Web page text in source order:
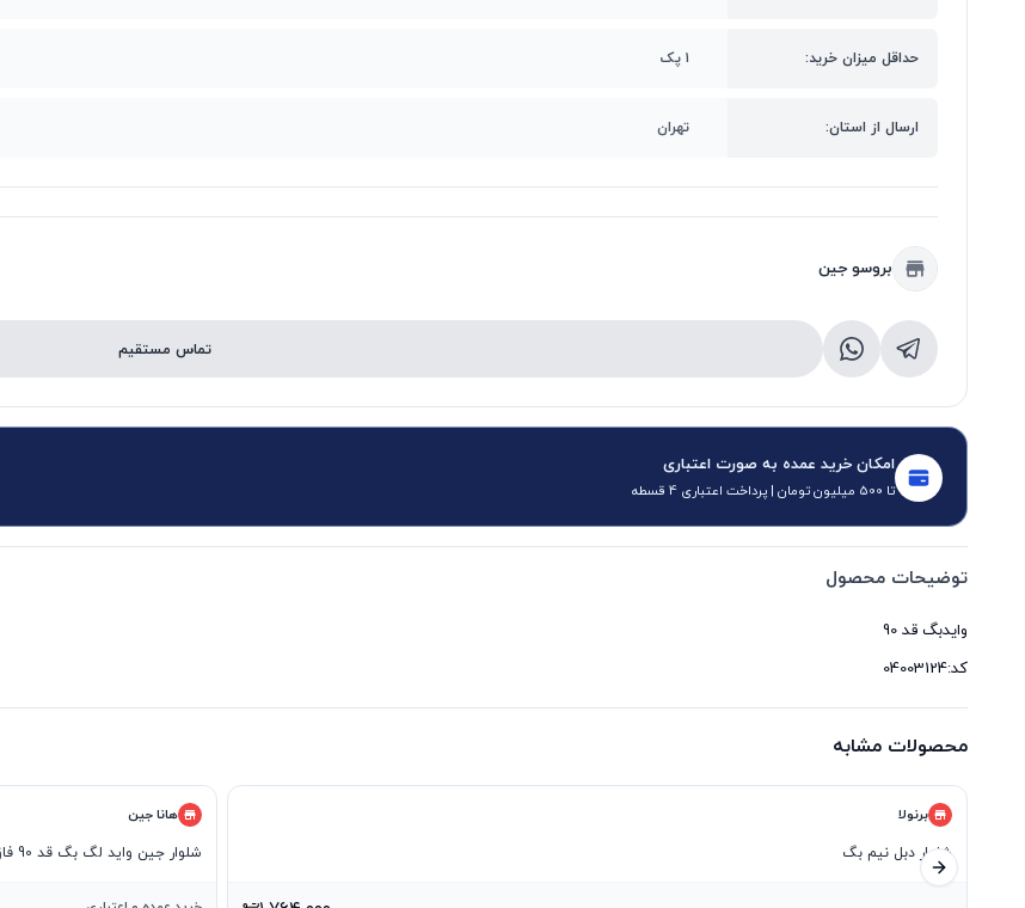
حداقل میزان خرید: ۱ پک
ارسال از استان: تهران
بروسو جین
تماس مستقیم
امکان خرید عمده به صورت اعتباری
تا 500 میلیون تومان | پرداخت اعتباری 4 قسطه
توضیحات محصول
کد:04003124
محصولات مشابه
هانا جین
شلوار جین واید لگ بگ قد 90 فاق بلند
برنولا
شلوار دبل نیم بگ
اسلاید بعدی